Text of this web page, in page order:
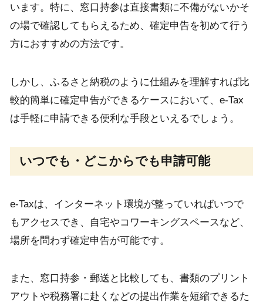
います。特に、窓口持参は直接書類に不備がないかそ
の場で確認してもらえるため、確定申告を初めて行う
方におすすめの方法です。
しかし、ふるさと納税のように仕組みを理解すれば比
較的簡単に確定申告ができるケースにおいて、e-Tax
は手軽に申請できる便利な手段といえるでしょう。
いつでも・どこからでも申請可能
e-Taxは、インターネット環境が整っていればいつで
もアクセスでき、自宅やコワーキングスペースなど、
場所を問わず確定申告が可能です。
また、窓口持参・郵送と比較しても、書類のプリント
アウトや税務署に赴くなどの提出作業を短縮できるた